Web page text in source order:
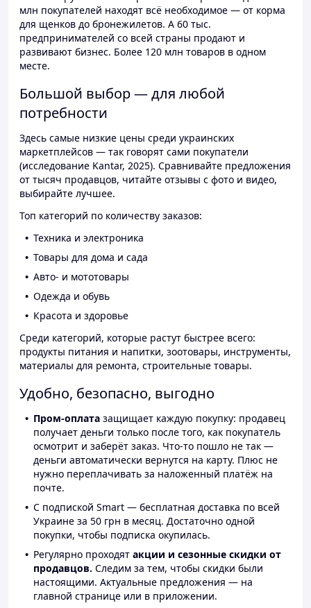
млн покупателей находят всё необходимое — от корма
для щенков до бронежилетов. А 60 тыс.
предпринимателей со всей страны продают и
развивают бизнес. Более 120 млн товаров в одном
месте.
Большой выбор — для любой
потребности
Здесь самые низкие цены среди украинских
маркетплейсов — так говорят сами покупатели
(исследование Kantar, 2025). Сравнивайте предложения
от тысяч продавцов, читайте отзывы с фото и видео,
выбирайте лучшее.
Топ категорий по количеству заказов:
Техника и электроника
Товары для дома и сада
Авто- и мототовары
Одежда и обувь
Красота и здоровье
Среди категорий, которые растут быстрее всего:
продукты питания и напитки, зоотовары, инструменты,
материалы для ремонта, строительные товары.
Удобно, безопасно, выгодно
Пром-оплата защищает каждую покупку: продавец
получает деньги только после того, как покупатель
осмотрит и заберёт заказ. Что-то пошло не так —
деньги автоматически вернутся на карту. Плюс не
нужно переплачивать за наложенный платёж на
почте.
С подпиской Smart — бесплатная доставка по всей
Украине за 50 грн в месяц. Достаточно одной
покупки, чтобы подписка окупилась.
Регулярно проходят акции и сезонные скидки от
продавцов. Следим за тем, чтобы скидки были
настоящими. Актуальные предложения — на
главной странице или в приложении.